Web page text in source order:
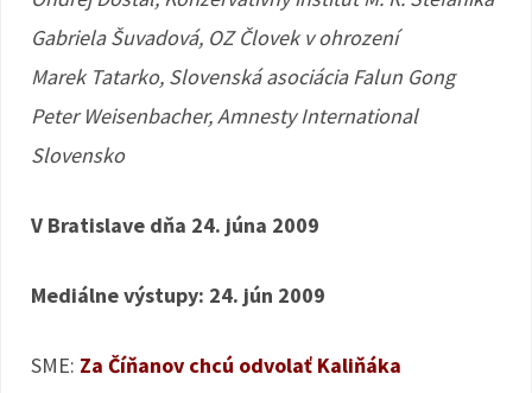
Gabriela Šuvadová, OZ Človek v ohrození
Marek Tatarko, Slovenská asociácia Falun Gong
Peter Weisenbacher, Amnesty International
Slovensko
V Bratislave dňa 24. júna 2009
Mediálne výstupy: 24. jún 2009
SME: Za Číňanov chcú odvolať Kaliňáka